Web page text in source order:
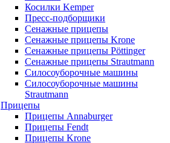
Косилки Kemper
Пресс-подборщики
Сенажные прицепы
Сенажные прицепы Krone
Сенажные прицепы Pöttinger
Сенажные прицепы Strautmann
Силосоуборочные машины
Силосоуборочные машины
Strautmann
Прицепы
Прицепы Annaburger
Прицепы Fendt
Прицепы Krone